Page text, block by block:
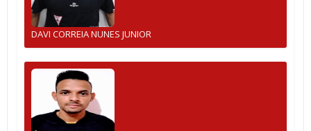
DAVI CORREIA NUNES JUNIOR